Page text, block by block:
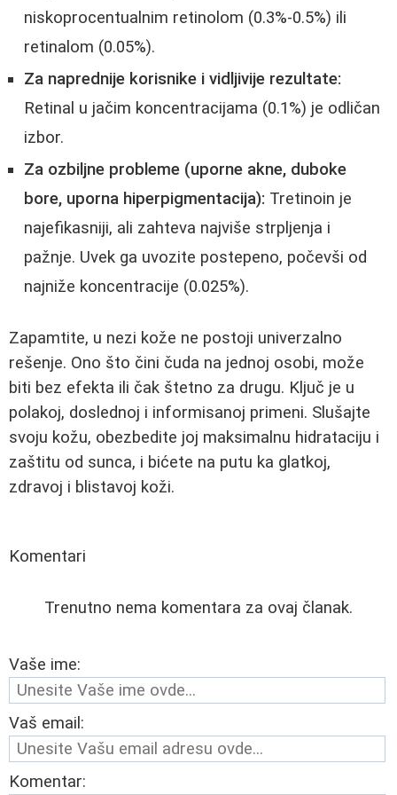
niskoprocentualnim retinolom (0.3%-0.5%) ili
retinalom (0.05%).
Za naprednije korisnike i vidljivije rezultate:
Retinal u jačim koncentracijama (0.1%) je odličan
izbor.
Za ozbiljne probleme (uporne akne, duboke
bore, uporna hiperpigmentacija): Tretinoin je
najefikasniji, ali zahteva najviše strpljenja i
pažnje. Uvek ga uvozite postepeno, počevši od
najniže koncentracije (0.025%).
Zapamtite, u nezi kože ne postoji univerzalno
rešenje. Ono što čini čuda na jednoj osobi, može
biti bez efekta ili čak štetno za drugu. Ključ je u
polakoj, doslednoj i informisanoj primeni. Slušajte
svoju kožu, obezbedite joj maksimalnu hidrataciju i
zaštitu od sunca, i bićete na putu ka glatkoj,
zdravoj i blistavoj koži.
Komentari
Trenutno nema komentara za ovaj članak.
Vaše ime:
Vaš email:
Komentar: